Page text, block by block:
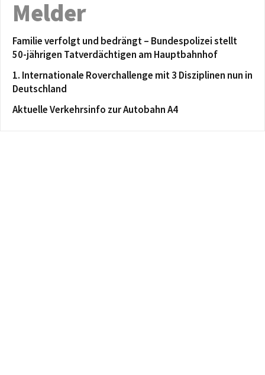
Melder
Familie verfolgt und bedrängt – Bundespolizei stellt
50-jährigen Tatverdächtigen am Hauptbahnhof
1. Internationale Roverchallenge mit 3 Disziplinen nun in
Deutschland
Aktuelle Verkehrsinfo zur Autobahn A4